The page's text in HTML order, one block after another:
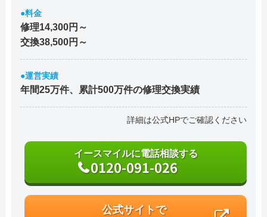
●料金
修理14,300円～
交換38,500円～
●運営実績
年間25万件、累計500万件の修理交換実績
詳細は公式HPでご確認ください
イースマイルに電話相談する
0120-091-026
公式サイトで